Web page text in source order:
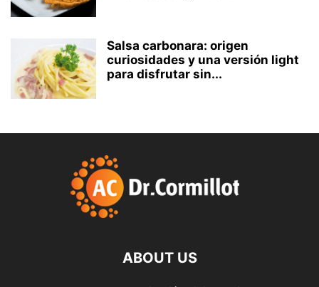
Salsa carbonara: origen
curiosidades y una versión light
para disfrutar sin...
ABOUT US